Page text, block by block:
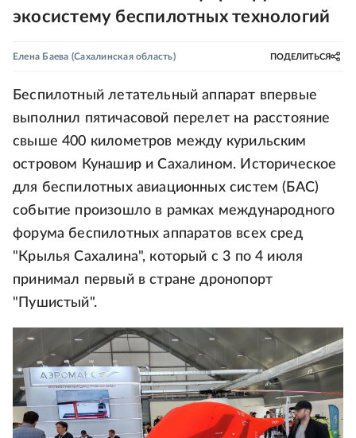
экосистему беспилотных технологий
Елена Баева (Сахалинская область) ПОДЕЛИТЬСЯ
Беспилотный летательный аппарат впервые
выполнил пятичасовой перелет на расстояние
свыше 400 километров между курильским
островом Кунашир и Сахалином. Историческое
для беспилотных авиационных систем (БАС)
событие произошло в рамках международного
форума беспилотных аппаратов всех сред
"Крылья Сахалина", который с 3 по 4 июля
принимал первый в стране дронопорт
"Пушистый".